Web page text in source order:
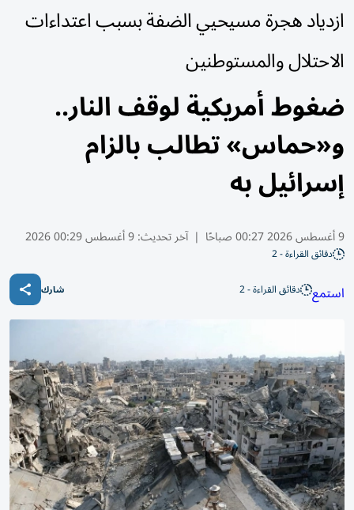
ازدياد هجرة مسيحيي الضفة بسبب اعتداءات
الاحتلال والمستوطنين
ضغوط أمريكية لوقف النار..
و«حماس» تطالب بالزام
إسرائيل به
9 أغسطس 2026 00:27 صباحًا | آخر تحديث:9 أغسطس 00:29 2026
دقائق القراءة - 2
استمع دقائق القراءة - 2 شارك